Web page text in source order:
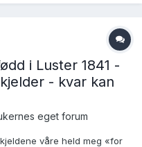
i Luster 1841 -
- kvar kan
eget forum
våre held meg «for